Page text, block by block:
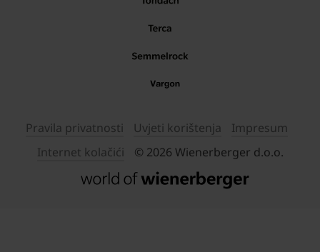
Pravila privatnosti Uvjeti korištenja
Impresum
Internet kolačići
© 2026 Wienerberger d.o.o.